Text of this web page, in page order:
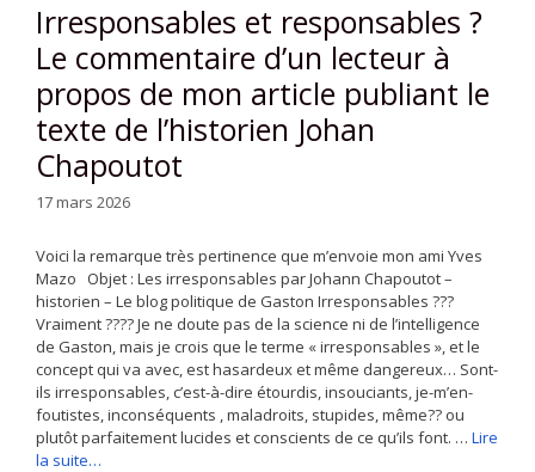
Irresponsables et responsables ?
Le commentaire d’un lecteur à
propos de mon article publiant le
texte de l’historien Johan
Chapoutot
17 mars 2026
Voici la remarque très pertinence que m’envoie mon ami Yves
Mazo Objet : Les irresponsables par Johann Chapoutot –
historien – Le blog politique de Gaston Irresponsables ???
Vraiment ???? Je ne doute pas de la science ni de l’intelligence
de Gaston, mais je crois que le terme « irresponsables », et le
concept qui va avec, est hasardeux et même dangereux… Sont-
ils irresponsables, c’est-à-dire étourdis, insouciants, je-m’en-
foutistes, inconséquents , maladroits, stupides, même?? ou
plutôt parfaitement lucides et conscients de ce qu’ils font. … Lire
la suite…